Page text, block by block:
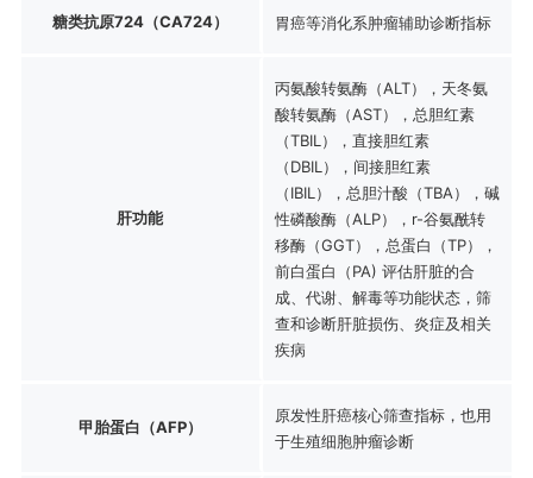
糖类抗原724（CA724） 胃癌等消化系肿瘤辅助诊断指标
肝功能
丙氨酸转氨酶（ALT），天冬氨
酸转氨酶（AST），总胆红素
（TBIL），直接胆红素
（DBIL），间接胆红素
（IBIL），总胆汁酸（TBA），碱
性磷酸酶（ALP），r-谷氨酰转
移酶（GGT），总蛋白（TP），
前白蛋白（PA) 评估肝脏的合
成、代谢、解毒等功能状态，筛
查和诊断肝脏损伤、炎症及相关
疾病
甲胎蛋白（AFP）
原发性肝癌核心筛查指标，也用
于生殖细胞肿瘤诊断